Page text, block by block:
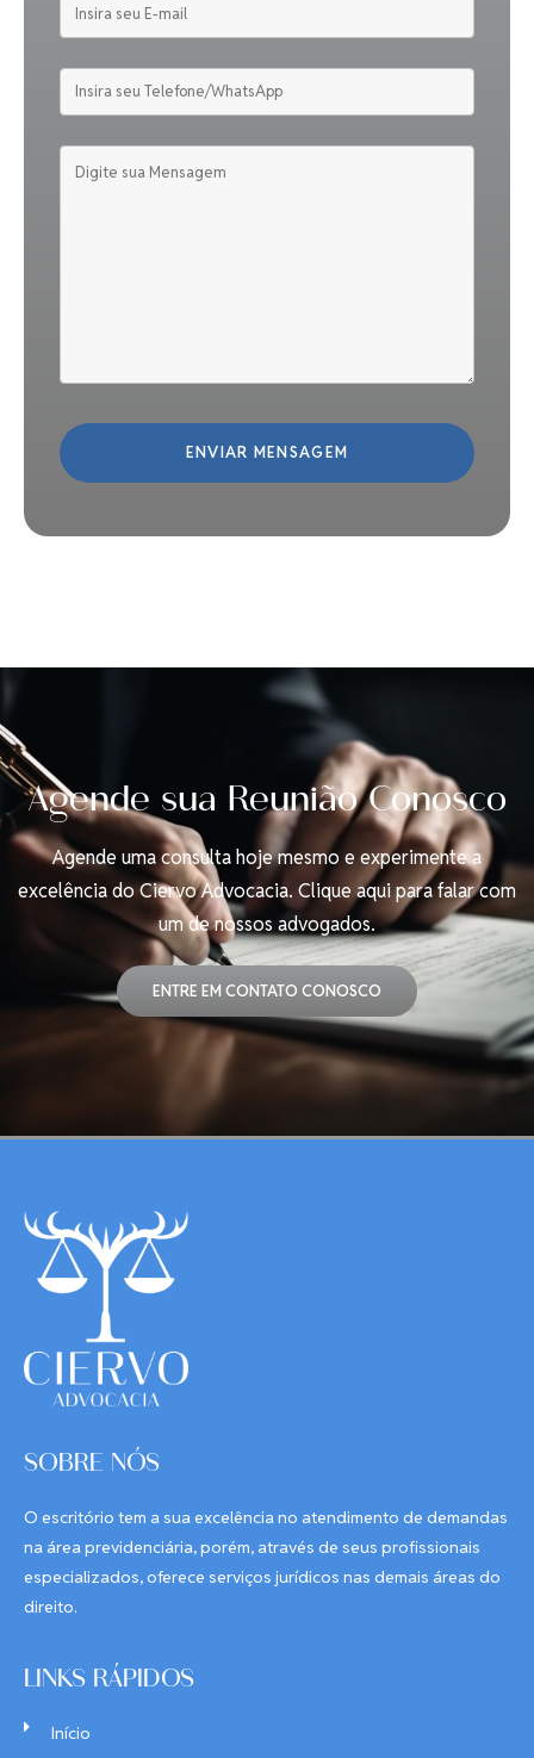
Agende sua Reunião Conosco
Agende uma consulta hoje mesmo e experimente a
excelência do Ciervo Advocacia. Clique aqui para falar com
um de nossos advogados.
ENTRE EM CONTATO CONOSCO
SOBRE NÓS
O escritório tem a sua excelência no atendimento de demandas
na área previdenciária, porém, através de seus profissionais
especializados, oferece serviços jurídicos nas demais áreas do
direito.
LINKS RÁPIDOS
Início